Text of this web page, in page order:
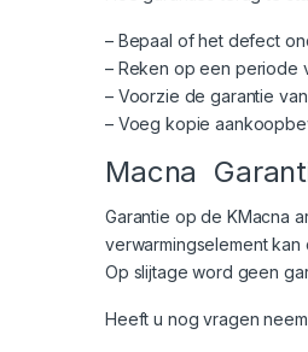
– Bepaal of het defect
– Reken op een periode
– Voorzie de garantie
– Voeg kopie
Macna
Garantie op de KMacna
verwarmingselement
Op slijtage word geen
Heeft u nog vragen